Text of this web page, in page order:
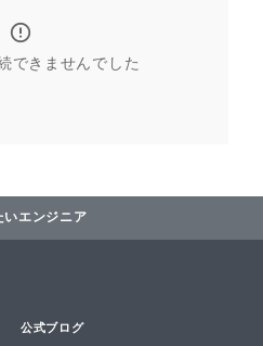
できませんでした
エンジニア
公式ブログ